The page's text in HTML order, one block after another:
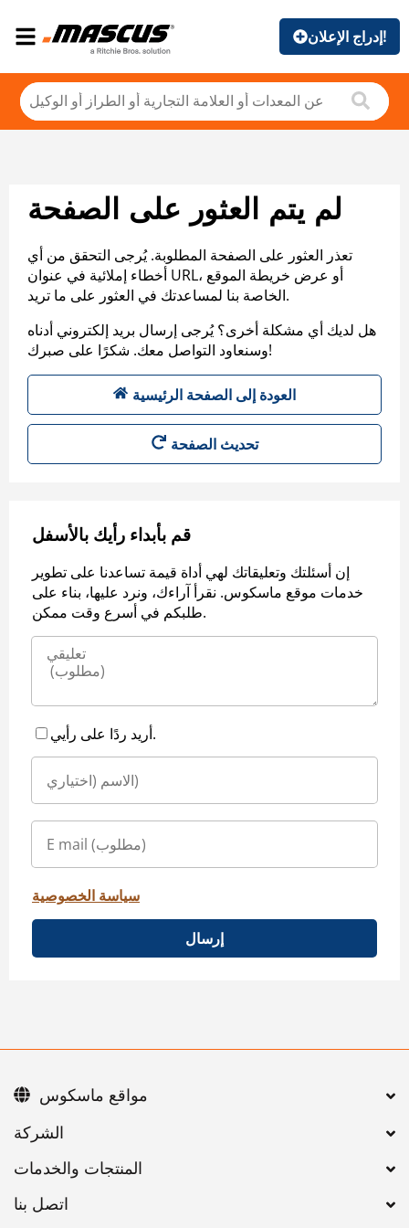
إدراج الإعلان!
لم يتم العثور على الصفحة
تعذر العثور على الصفحة المطلوبة. يُرجى التحقق من أي
أخطاء إملائية في عنوان URL، أو عرض خريطة الموقع
الخاصة بنا لمساعدتك في العثور على ما تريد.
هل لديك أي مشكلة أخرى؟ يُرجى إرسال بريد إلكتروني أدناه
وسنعاود التواصل معك. شكرًا على صبرك!
العودة إلى الصفحة الرئيسية
تحديث الصفحة
قم بأبداء رأيك بالأسفل
إن أسئلتك وتعليقاتك لهي أداة قيمة تساعدنا على تطوير
خدمات موقع ماسكوس. نقرأ آراءك، ونرد عليها، بناء على
طلبكم في أسرع وقت ممكن.
أريد ردًا على رأيي.
سياسة الخصوصية
إرسال
اتصل بنا
مواقع ماسكوس